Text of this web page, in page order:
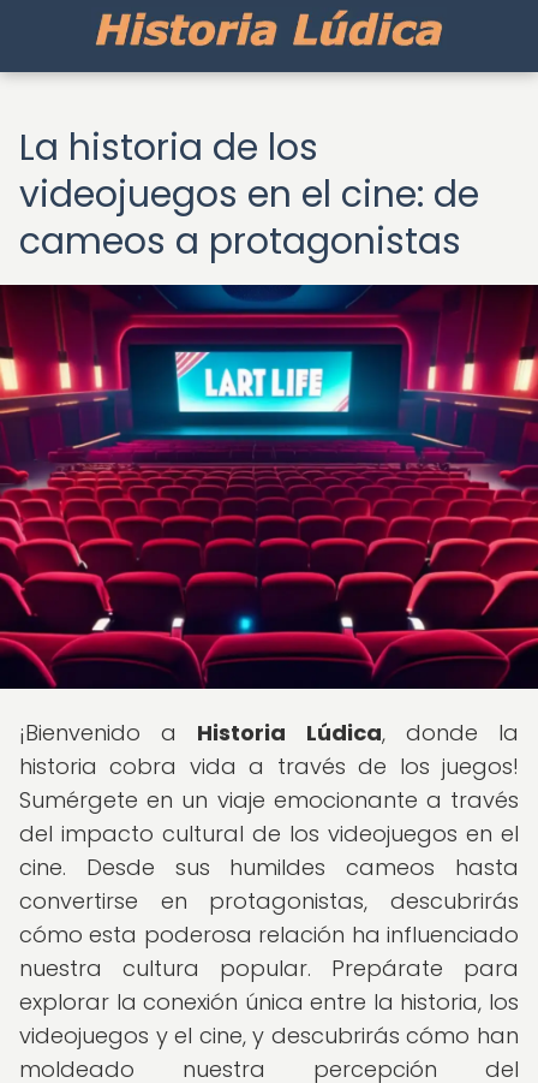
La historia de los
videojuegos en el cine: de
cameos a protagonistas
¡Bienvenido a Historia Lúdica, donde la
historia cobra vida a través de los juegos!
Sumérgete en un viaje emocionante a través
del impacto cultural de los videojuegos en el
cine. Desde sus humildes cameos hasta
convertirse en protagonistas, descubrirás
cómo esta poderosa relación ha influenciado
nuestra cultura popular. Prepárate para
explorar la conexión única entre la historia, los
videojuegos y el cine, y descubrirás cómo han
moldeado nuestra percepción del